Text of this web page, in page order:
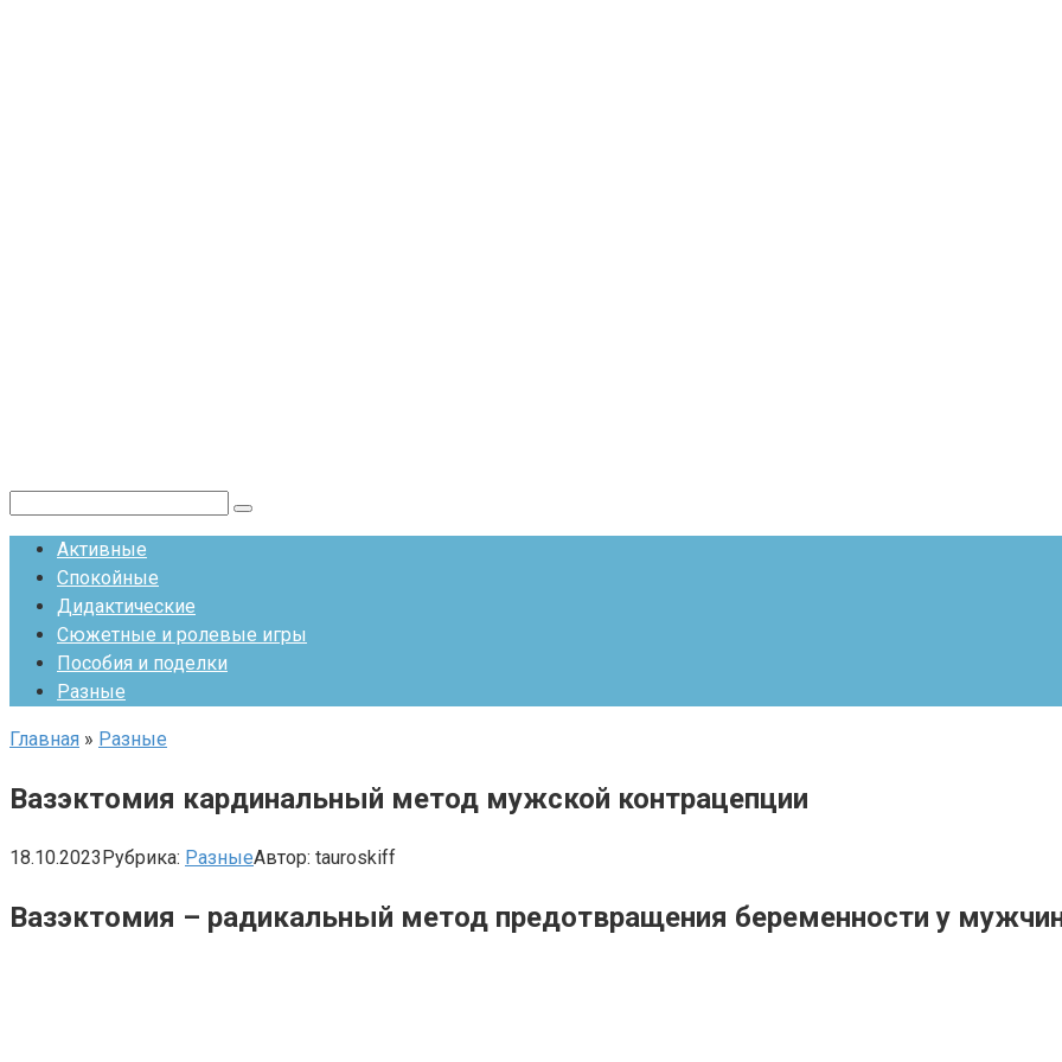
Активные
Спокойные
Дидактические
Сюжетные и ролевые игры
Пособия и поделки
Разные
Главная » Разные
Вазэктомия кардинальный метод мужской контрацепции
18.10.2023Рубрика: РазныеАвтор: tauroskiff
Вазэктомия – радикальный метод предотвращения беременности у